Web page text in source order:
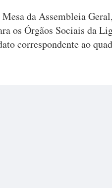
da Assembleia
os Órgãos Sociais da
correspondente ao